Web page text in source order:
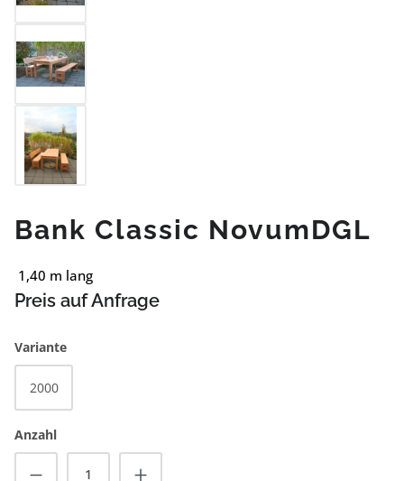
Bank Classic NovumDGL
1,40 m lang
Preis auf Anfrage
Varianteauswählen
2000
Anzahl
Produkt Anzahl: Gib den gewünschten